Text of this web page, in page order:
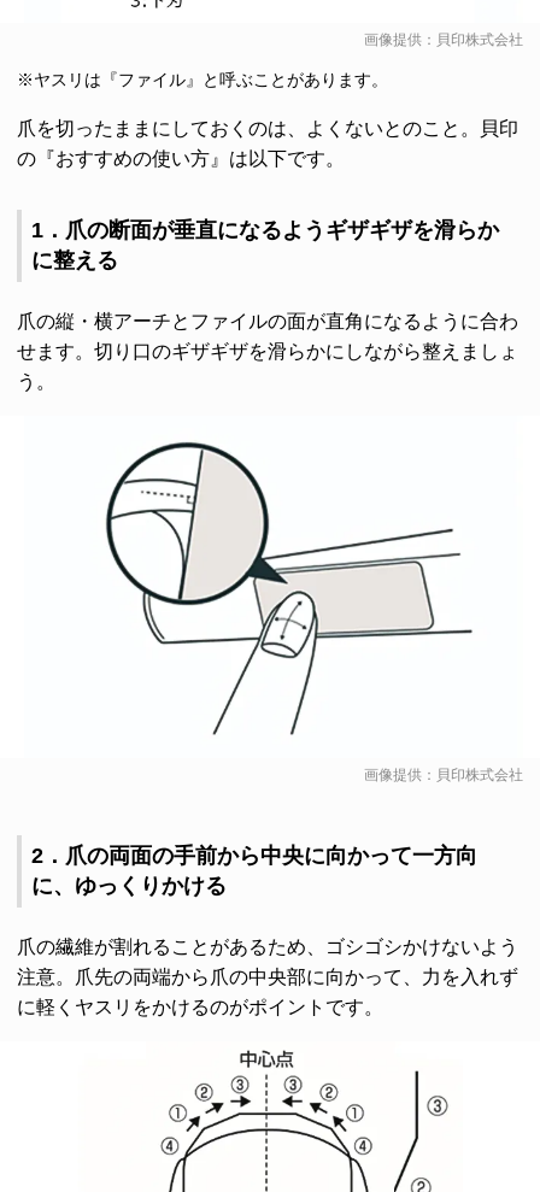
画像提供：貝印株式会社
※ヤスリは『ファイル』と呼ぶことがあります。
爪を切ったままにしておくのは、よくないとのこと。貝印
の『おすすめの使い方』は以下です。
1．爪の断面が垂直になるようギザギザを滑らか
に整える
爪の縦・横アーチとファイルの面が直角になるように合わ
せます。切り口のギザギザを滑らかにしながら整えましょ
う。
画像提供：貝印株式会社
2．爪の両面の手前から中央に向かって一方向
に、ゆっくりかける
爪の繊維が割れることがあるため、ゴシゴシかけないよう
注意。爪先の両端から爪の中央部に向かって、力を入れず
に軽くヤスリをかけるのがポイントです。